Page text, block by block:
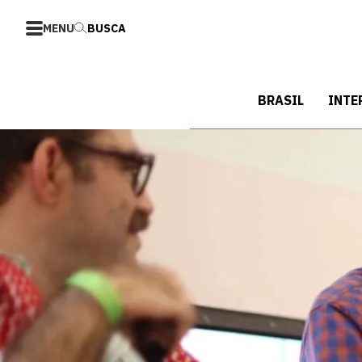
MENU BUSCA
BRASIL